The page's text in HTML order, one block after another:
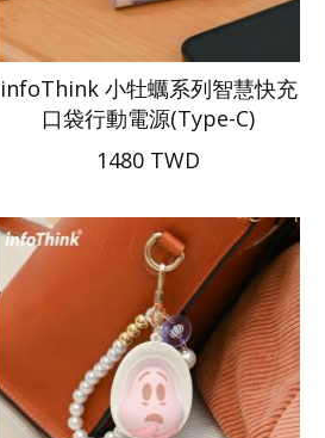
infoThink 小牡蠣系列智慧快充
口袋行動電源(Type-C)
1480 TWD